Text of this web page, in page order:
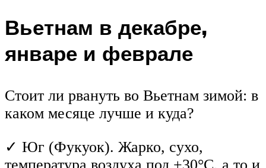
Вьетнам в декабре,
январе и феврале
Стоит ли рвануть во Вьетнам зимой: в
каком месяце лучше и куда?
✓ Юг (Фукуок). Жарко, сухо,